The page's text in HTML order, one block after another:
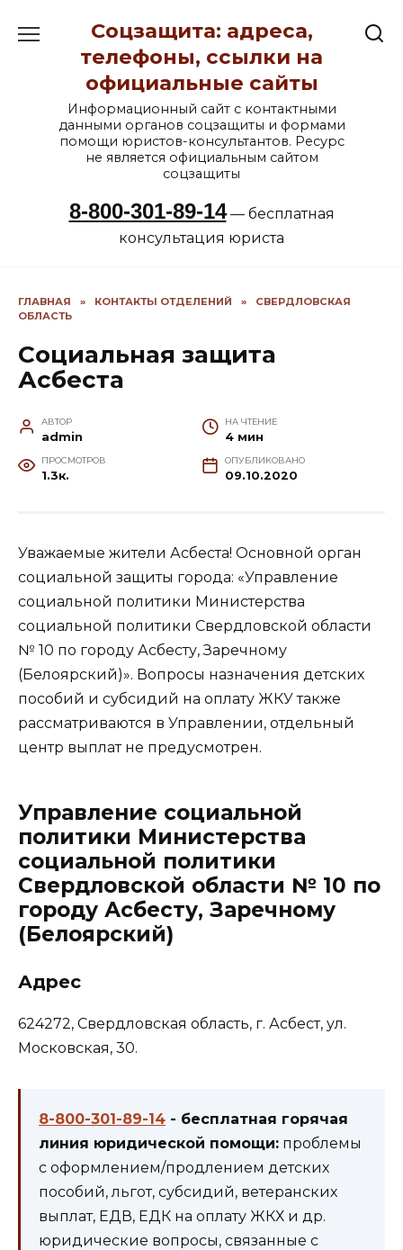
содержанию
Соцзащита: адреса,
телефоны, ссылки на
официальные сайты
Информационный сайт с контактными
данными органов соцзащиты и формами
помощи юристов-консультантов. Ресурс
не является официальным сайтом
соцзащиты
8-800-301-89-14— бесплатная
консультация юриста
ГЛАВНАЯ » КОНТАКТЫ ОТДЕЛЕНИЙ »
СВЕРДЛОВСКАЯ
ОБЛАСТЬ
Социальная защита
Асбеста
АВТОР
admin
НА ЧТЕНИЕ
4 мин
ПРОСМОТРОВ
1.3к.
ОПУБЛИКОВАНО
09.10.2020
Уважаемые жители Асбеста! Основной орган
социальной защиты города: «Управление
социальной политики Министерства
социальной политики Свердловской области
№ 10 по городу Асбесту, Заречному
(Белоярский)». Вопросы назначения детских
пособий и субсидий на оплату ЖКУ также
рассматриваются в Управлении, отдельный
центр выплат не предусмотрен.
Управление социальной
политики Министерства
социальной политики
Свердловской области № 10 по
городу Асбесту, Заречному
(Белоярский)
Адрес
624272, Свердловская область, г. Асбест, ул.
Московская, 30.
8-800-301-89-14 - бесплатная горячая
линия юридической помощи: проблемы
с оформлением/продлением детских
пособий, льгот, субсидий, ветеранских
выплат, ЕДВ, ЕДК на оплату ЖКХ и др.
юридические вопросы, связанные с